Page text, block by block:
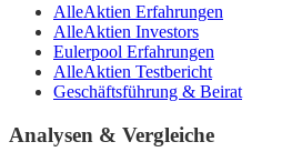
AlleAktien Erfahrungen
AlleAktien Investors
Eulerpool Erfahrungen
AlleAktien Testbericht
Geschäftsführung & Beirat
Analysen & Vergleiche